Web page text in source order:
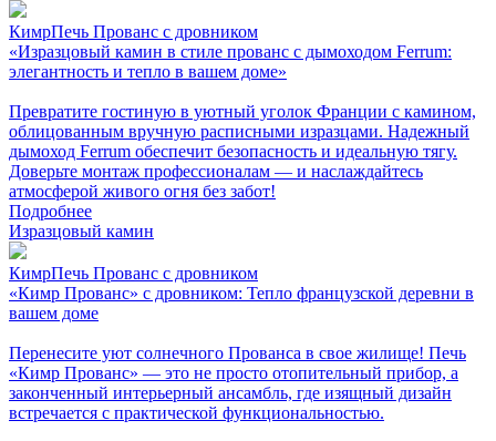
КимрПечь Прованс с дровником
«Изразцовый камин в стиле прованс с дымоходом Ferrum:
элегантность и тепло в вашем доме»
Превратите гостиную в уютный уголок Франции с камином,
облицованным вручную расписными изразцами. Надежный
дымоход Ferrum обеспечит безопасность и идеальную тягу.
Доверьте монтаж профессионалам — и наслаждайтесь
атмосферой живого огня без забот!
Подробнее
Изразцовый камин
КимрПечь Прованс с дровником
«Кимр Прованс» с дровником: Тепло французской деревни в
вашем доме
Перенесите уют солнечного Прованса в свое жилище! Печь
«Кимр Прованс» — это не просто отопительный прибор, а
законченный интерьерный ансамбль, где изящный дизайн
встречается с практической функциональностью.